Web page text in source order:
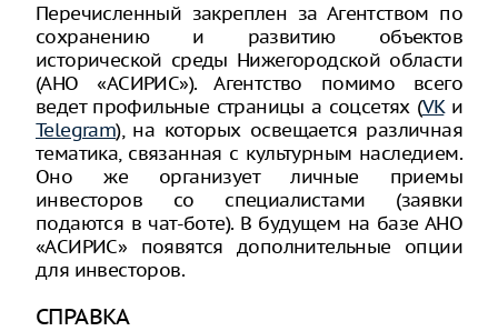
Перечисленный закреплен за Агентством по
сохранению и развитию объектов
исторической среды Нижегородской области
(АНО «АСИРИС»). Агентство помимо всего
ведет профильные страницы а соцсетях (VKи
Telegram), на которых освещается различная
тематика, связанная с культурным наследием.
Оно же организует личные приемы
инвесторов со специалистами (заявки
подаются в чат-боте). В будущем на базе АНО
«АСИРИС» появятся дополнительные опции
для инвесторов.
СПРАВКА